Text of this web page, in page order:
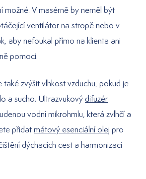
možné. V masérně by neměl být
ventilátor na stropě nebo v
aby nefoukal přímo na klienta ani
pomoci.
zvýšit vlhkost vzduchu, pokud je
a sucho. Ultrazvukovýdifuzér
vodní mikrohmlu, která zvlhčí a
přidatmátový esenciální olej pro
dýchacích cest a harmonizaci